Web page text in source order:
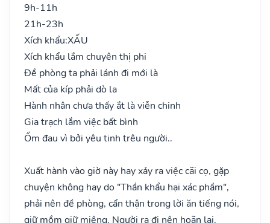
9h-11h
21h-23h
Xích khẩu:XẤU
Xích khẩu lắm chuyên thị phi
Đề phòng ta phải lánh đi mới là
Mất của kíp phải dò la
Hành nhân chưa thấy ắt là viễn chinh
Gia trạch lắm việc bất bình
Ốm đau vì bởi yêu tinh trêu người..
Xuất hành vào giờ này hay xảy ra việc cãi cọ, gặp
chuyện không hay do "Thần khẩu hại xác phầm",
phải nên đề phòng, cẩn thận trong lời ăn tiếng nói,
giữ mồm giữ miệng. Người ra đi nên hoãn lại.